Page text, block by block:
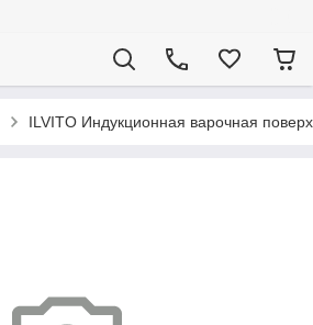
ILVITO Индукционная варочная